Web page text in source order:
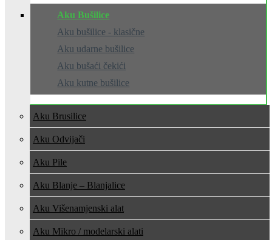
Aku Bušilice
Aku bušilice - klasične
Aku udarne bušilice
Aku bušaći čekići
Aku kutne bušilice
Aku Brusilice
Aku Odvijači
Aku Pile
Aku Blanje – Blanjalice
Aku Višenamjenski alat
Aku Mikro / modelarski alati